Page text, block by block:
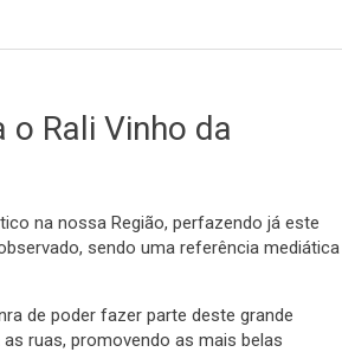
o Rali Vinho da
na nossa Região, perfazendo já este
sendo uma referência mediática
de poder fazer parte deste grande
ruas, promovendo as mais belas